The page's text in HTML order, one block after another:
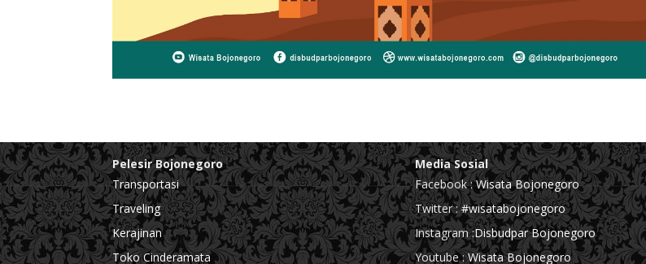
Pelesir Bojonegoro
Transportasi
Traveling
Kerajinan
Toko Cinderamata
Media Sosial
Facebook :Wisata Bojonegoro
Twitter :#wisatabojonegoro
Instagram :Disbudpar Bojonegoro
Youtube :Wisata Bojonegoro